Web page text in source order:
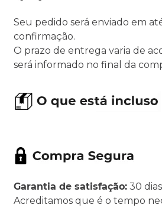
Seu pedido será enviado em
confirmação.
O prazo de entrega varia de
será informado no final da
Garantia de satisfação: 30 dias
Acreditamos que é o tempo